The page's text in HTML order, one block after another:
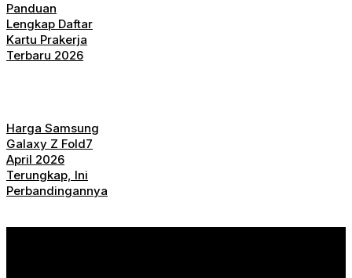
Panduan
Lengkap Daftar
Kartu Prakerja
Terbaru 2026
Harga Samsung
Galaxy Z Fold7
April 2026
Terungkap, Ini
Perbandingannya